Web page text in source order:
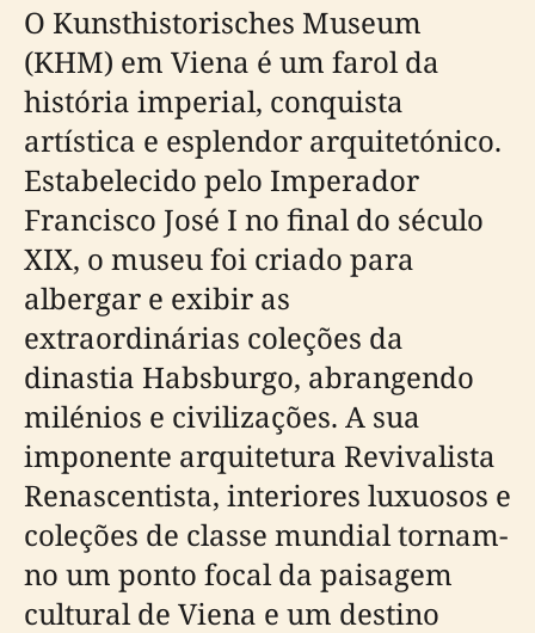
O Kunsthistorisches Museum
(KHM) em Viena é um farol da
história imperial, conquista
artística e esplendor arquitetónico.
Estabelecido pelo Imperador
Francisco José I no final do século
XIX, o museu foi criado para
albergar e exibir as
extraordinárias coleções da
dinastia Habsburgo, abrangendo
milénios e civilizações. A sua
imponente arquitetura Revivalista
Renascentista, interiores luxuosos e
coleções de classe mundial tornam-
no um ponto focal da paisagem
cultural de Viena e um destino